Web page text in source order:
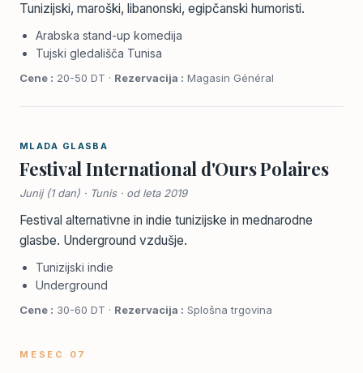
Tunizijski, maroški, libanonski, egipčanski humoristi.
Arabska stand-up komedija
Tujski gledališča Tunisa
Cene : 20-50 DT · Rezervacija : Magasin Général
MLADA GLASBA
Festival International d'Ours Polaires
Junij (1 dan) · Tunis · od leta 2019
Festival alternativne in indie tunizijske in mednarodne
glasbe. Underground vzdušje.
Tunizijski indie
Underground
Cene : 30-60 DT · Rezervacija : Splošna trgovina
MESEC 07